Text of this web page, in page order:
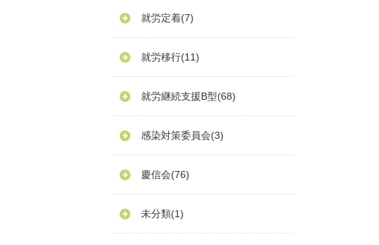
就労定着(7)
就労移行(11)
就労継続支援B型(68)
感染対策委員会(3)
慶信会(76)
未分類(1)